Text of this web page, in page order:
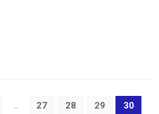
… 27 28 29 30